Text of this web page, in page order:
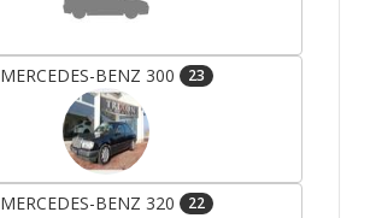
MERCEDES-BENZ 300 23
MERCEDES-BENZ 320 22